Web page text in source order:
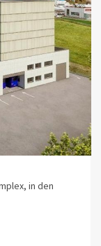
in den